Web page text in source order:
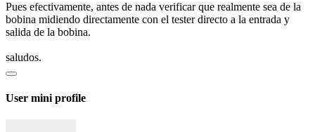
Pues efectivamente, antes de nada verificar que realmente sea de la
bobina midiendo directamente con el tester directo a la entrada y
salida de la bobina.
saludos.
User mini profile